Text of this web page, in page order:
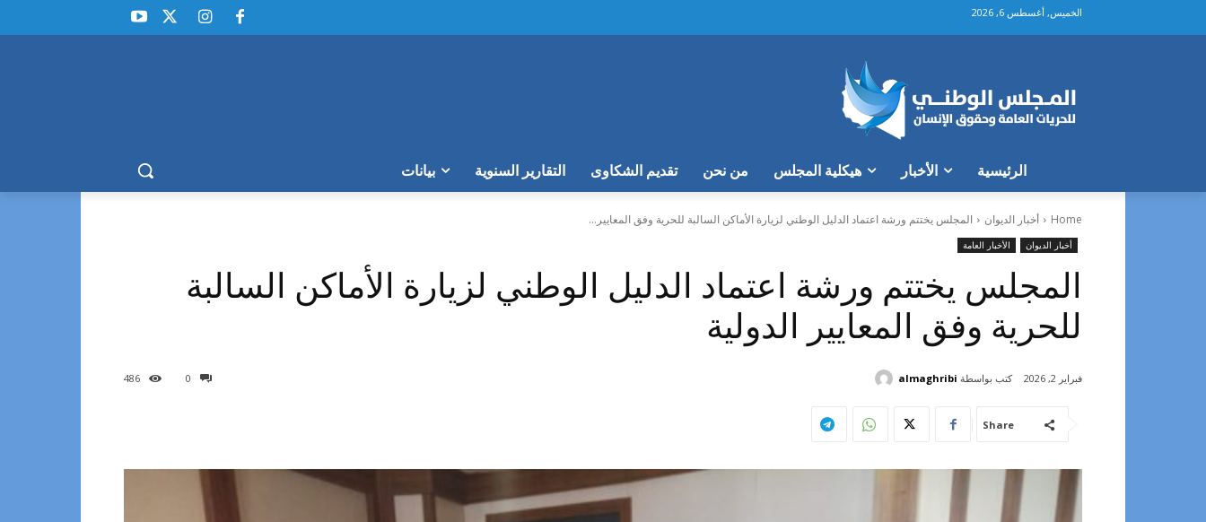
الخميس, أغسطس 6, 2026
الرئيسية الأخبار هيكلية المجلس من نحن تقديم الشكاوى التقارير السنوية بيانات
Home أخبار الديوان المجلس يختتم ورشة اعتماد الدليل الوطني لزيارة الأماكن السالبة للحرية وفق المعايير...
أخبار الديوان الأخبار العامة
المجلس يختتم ورشة اعتماد الدليل الوطني لزيارة الأماكن السالبة
للحرية وفق المعايير الدولية
0
486 فبراير 2, 2026 كتب بواسطة almaghribi
Share